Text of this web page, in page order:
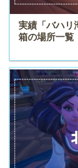
実績「バハリ
箱の場所一覧